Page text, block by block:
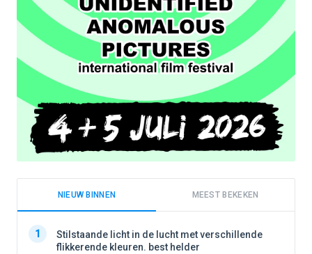
NIEUW BINNEN MEEST BEKEKEN
1
Stilstaande licht in de lucht met verschillende
flikkerende kleuren. best helder